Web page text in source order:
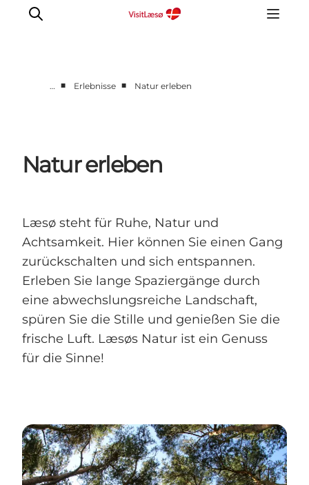
Erfahrungen
Planen Sie Ihre Reise
Restaurants
… ■ Erlebnisse ■ Natur erleben
Natur erleben
Læsø steht für Ruhe, Natur und
Achtsamkeit. Hier können Sie einen Gang
zurückschalten und sich entspannen.
Erleben Sie lange Spaziergänge durch
eine abwechslungsreiche Landschaft,
spüren Sie die Stille und genießen Sie die
frische Luft. Læsøs Natur ist ein Genuss
für die Sinne!